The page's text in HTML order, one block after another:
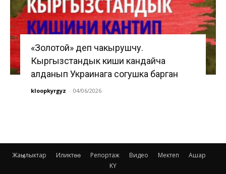
«Золотой» деп чакырушчу.
Кыргызстандык киши кандайча
алданып Украинага согушка барган
kloopkyrgyz - 04/06/2026
Жаңылыктар Иликтөө Репортаж Видео Мектеп
Ашар
KY